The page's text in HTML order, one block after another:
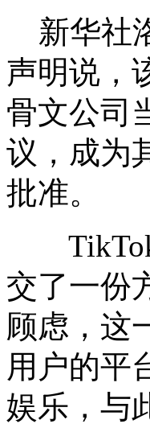
新华社
声明说，
骨文公司
议，成为
批准。
TikTok
交了一份
顾虑，这
用户的平
娱乐，与